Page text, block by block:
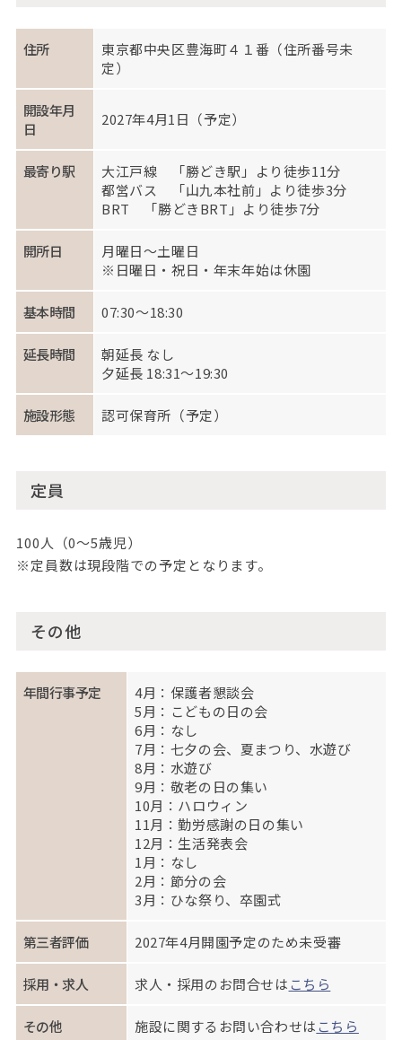
住所 東京都中央区豊海町４１番 （住所番号未
定）
開設年月
日
2027年4月1日（予定）
最寄り駅
大江戸線 「勝どき駅」より徒歩11分
都営バス 「山九本社前」より徒歩3分
BRT 「勝どきBRT」より徒歩7分
開所日
月曜日～土曜日
※日曜日・祝日・年末年始は休園
基本時間 07:30～18:30
延長時間
朝延長 なし
夕延長 18:31～19:30
施設形態 認可保育所（予定）
定員
100人（0～5歳児）
※定員数は現段階での予定となります。
その他
年間行事予定
4月：保護者懇談会
5月：こどもの日の会
6月：なし
7月：七夕の会、夏まつり、水遊び
8月：水遊び
9月：敬老の日の集い
10月：ハロウィン
11月：勤労感謝の日の集い
12月：生活発表会
1月：なし
2月：節分の会
3月：ひな祭り、卒園式
第三者評価 2027年4月開園予定のため未受審
採用・求人 求人・採用のお問合せは こちら
その他 施設に関するお問い合わせは こちら